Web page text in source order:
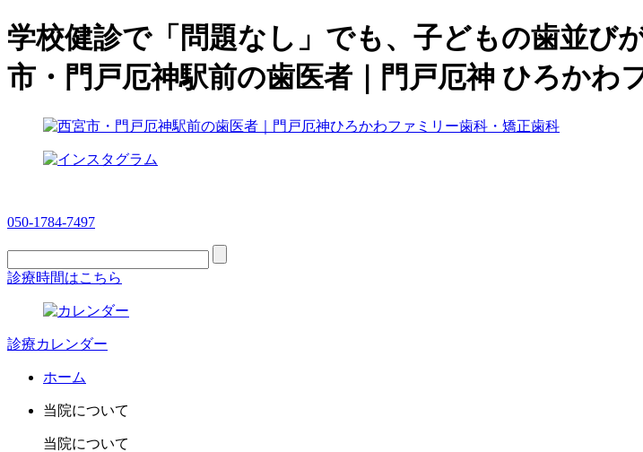
学校健診で「問題なし」でも、子どもの歯並び
市・門戸厄神駅前の歯医者｜門戸厄神 ひろかわ
050-1784-7497
診療時間はこちら
診療カレンダー
ホーム
当院について
当院について